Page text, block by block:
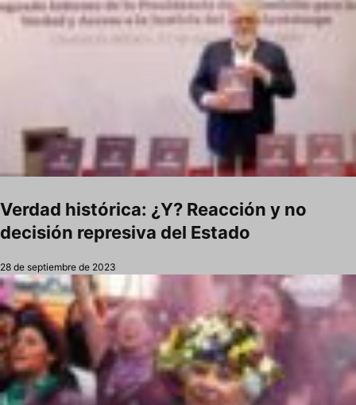
Verdad histórica: ¿Y? Reacción y no
decisión represiva del Estado
28 de septiembre de 2023